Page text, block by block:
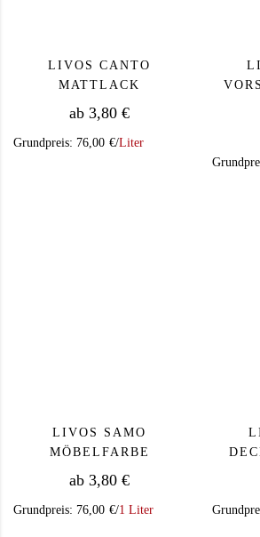
LIVOS CANTO
MATTLACK
ab 3,80 €
Grundpreis: 76,00 €/Liter
LIVOS SAMO
MÖBELFARBE
ab 3,80 €
Grundpreis: 76,00 €/1 Liter